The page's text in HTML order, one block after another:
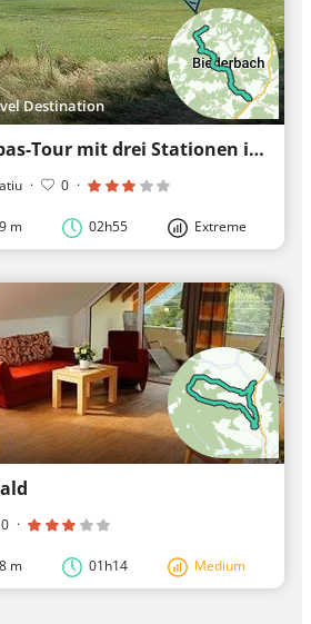
Destination
Biederbacher Tapas-Tour mit drei Stationen inkl. Frühstück
· 0 ·
m 02h55 Extreme
0 ·
m 01h14 Medium